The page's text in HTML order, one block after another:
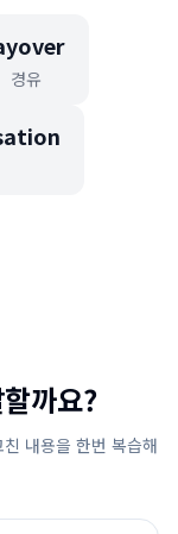
경유
까요?
내용을 한번 복습해